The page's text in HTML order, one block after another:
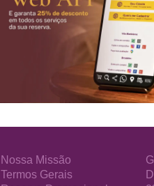
Nossa Missão
Termos Gerais